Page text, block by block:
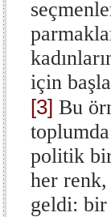
için
[3] Bu
politik
her
geldi: